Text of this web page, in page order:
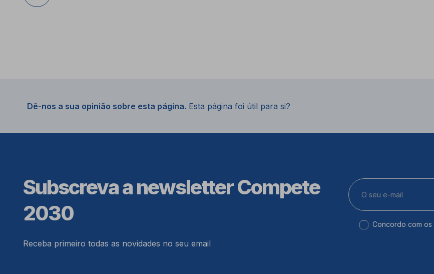
Dê-nos a sua opinião sobre esta página. Esta página foi útil para si?
Subscreva a newsletter Compete
2030
Receba primeiro todas as novidades no seu email
Concordo com os